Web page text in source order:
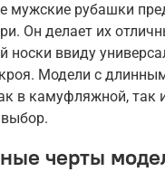
мужские рубашки
Он делает их
носки ввиду
Модели с
в камуфляжной, так
черты